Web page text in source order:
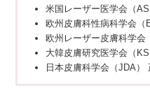
米国レーザー医学会（
欧州皮膚科性病科学会（
欧州レーザー皮膚科学
大韓皮膚研究医学会（
日本皮膚科学会（JDA）